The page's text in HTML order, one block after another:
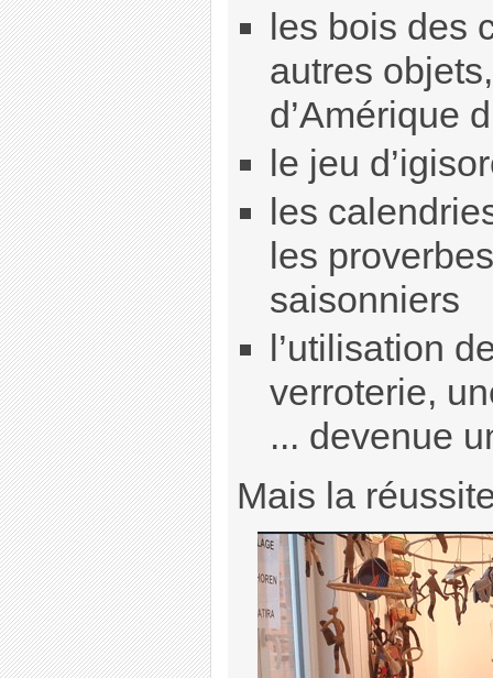
les bois des
autres
d’Amérique
le jeu
les
les
saisonniers
l’utilisation
verroterie,
... devenue
Mais la